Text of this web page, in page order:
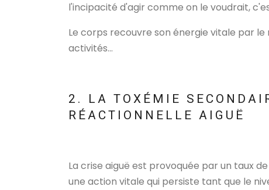
l'incipacité d'agir comme on le voudrait,
Le corps recouvre son énergie vitale par
activités...
2. LA TOXÉMIE
RÉACTIONNELLE AIGUË
La crise aiguë est provoquée par un taux
une action vitale qui persiste tant que le